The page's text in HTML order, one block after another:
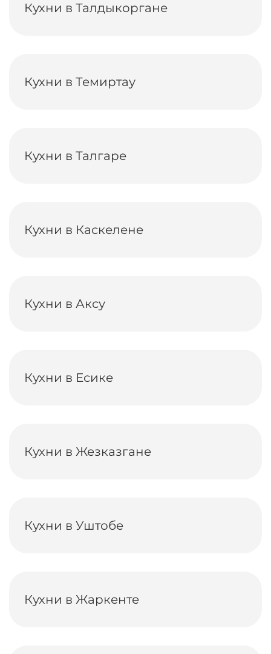
Кухни в Талдыкоргане
Кухни в Темиртау
Кухни в Талгаре
Кухни в Каскелене
Кухни в Аксу
Кухни в Есике
Кухни в Жезказгане
Кухни в Уштобе
Кухни в Жаркенте